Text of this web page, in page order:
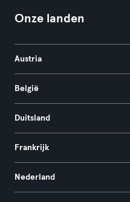
Onze landen
Austria
België
Duitsland
Frankrijk
Nederland